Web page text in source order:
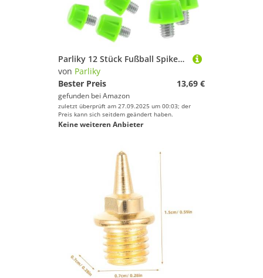
Parliky 12 Stück Fußball Spikes Sprintschuhe Nägel Sportschuhe Zubehör Schuhe Ersatzspikes Schuhzubehör Sportstiefel Spikes Laufschuhnägel Outdoor Schuhspikes Grünes Metall
von Parliky
Bester Preis
13,69 €
gefunden bei Amazon
zuletzt überprüft am 27.09.2025 um 00:03; der
Preis kann sich seitdem geändert haben.
Keine weiteren Anbieter